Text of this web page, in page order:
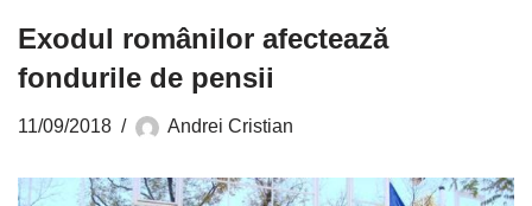
Exodul românilor afectează
fondurile de pensii
11/09/2018 Andrei Cristian